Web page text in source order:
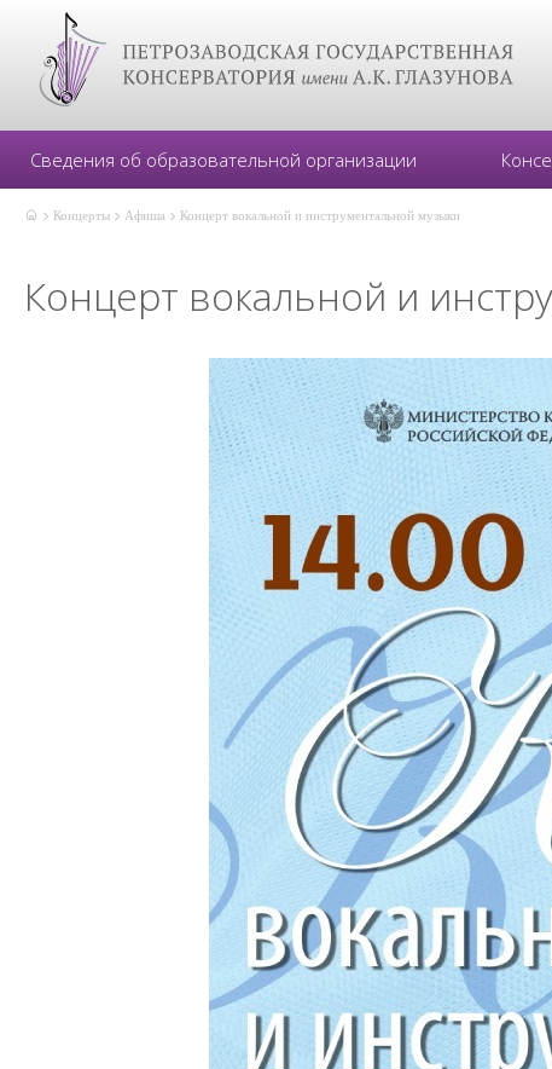
Сведения об образовательной организации
Концерты Афиша Концерт вокальной и инструментальной музыки
Концерт вокальной и